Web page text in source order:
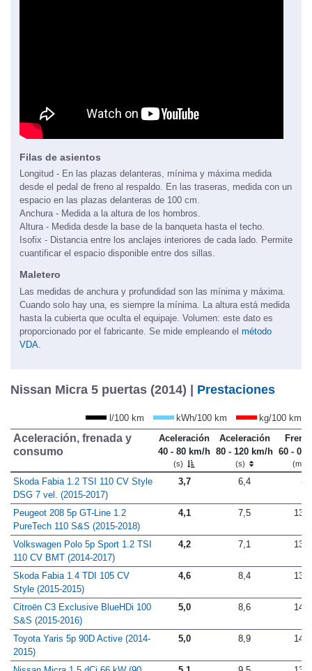
Filas de asientos
Longitud - En las plazas delanteras, mínima y máxima medida
desde el pedal de freno al respaldo. En las traseras, medida con un
espacio en las plazas delanteras de 100 cm.
Anchura - Medida a la altura de los hombros.
Altura - Medida desde la base de la banqueta hasta el techo.
Isofix - Distancia entre los anclajes interiores de cada lado. Permite
cuantificar el espacio disponible entre dos sillas.
Maletero
Las medidas de anchura y profundidad son las mínima y máxima.
Cuando solo hay una, es siempre la mínima. La altura está medida
hasta la cubierta que oculta el equipaje. Volumen: este dato es
proporcionado por el fabricante. Se mide empleando el método
VDA.
Nissan Micra 5 puertas (2014) | Prestaciones
l/100 km kWh/100 km kg/100 km
Aceleración, frenada y
consumo
Aceleración
40 - 80 km/h
(s)
Aceleración
80 - 120 km/h
(s)
60 - 0
(m)
Skoda Fabia 1.2 TSI 110 CV Style
DSG 7 vel. (2015-2017)
3,7 6,4 -
Peugeot 208 5p GT-Line 1.2
PureTech 110 S&S (2015-2018)
4,1 7,5 13,5
Volkswagen Polo 5p Sport 1.2 TSI
110 CV BMT (2014-2017)
4,2 7,1 13,3
Skoda Fabia 1.4 TDI 105 CV
Style (2015-2015)
4,6 8,4 13,2
Citroën C3 Exclusive BlueHDi 100
S&S (2015-2016)
5,0 8,6 14,2
Toyota Yaris 5p 90D Active (2014-
2015)
5,0 8,9 14,1